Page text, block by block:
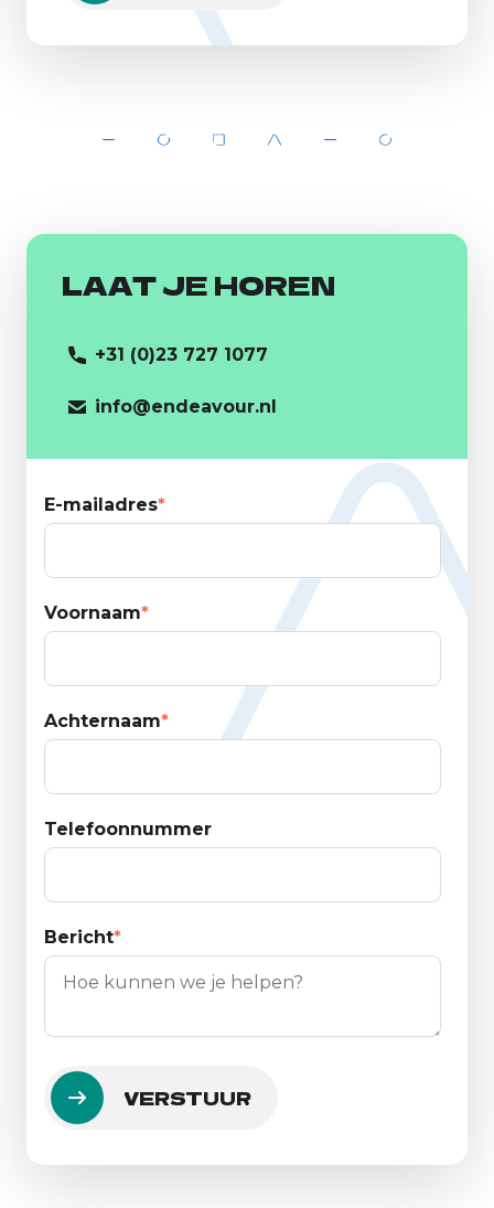
LAAT JE HOREN
+31 (0)23 727 1077
info@endeavour.nl
E-mailadres*
Voornaam*
Achternaam*
Telefoonnummer
Bericht*